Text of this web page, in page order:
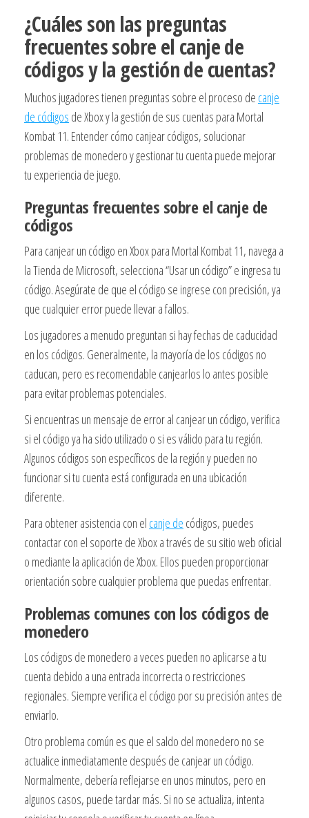
¿Cuáles son las preguntas
frecuentes sobre el canje de
códigos y la gestión de cuentas?
Muchos jugadores tienen preguntas sobre el proceso de canje
de códigos de Xbox y la gestión de sus cuentas para Mortal
Kombat 11. Entender cómo canjear códigos, solucionar
problemas de monedero y gestionar tu cuenta puede mejorar
tu experiencia de juego.
Preguntas frecuentes sobre el canje de
códigos
Para canjear un código en Xbox para Mortal Kombat 11, navega a
la Tienda de Microsoft, selecciona “Usar un código” e ingresa tu
código. Asegúrate de que el código se ingrese con precisión, ya
que cualquier error puede llevar a fallos.
Los jugadores a menudo preguntan si hay fechas de caducidad
en los códigos. Generalmente, la mayoría de los códigos no
caducan, pero es recomendable canjearlos lo antes posible
para evitar problemas potenciales.
Si encuentras un mensaje de error al canjear un código, verifica
si el código ya ha sido utilizado o si es válido para tu región.
Algunos códigos son específicos de la región y pueden no
funcionar si tu cuenta está configurada en una ubicación
diferente.
Para obtener asistencia con el canje de códigos, puedes
contactar con el soporte de Xbox a través de su sitio web oficial
o mediante la aplicación de Xbox. Ellos pueden proporcionar
orientación sobre cualquier problema que puedas enfrentar.
Problemas comunes con los códigos de
monedero
Los códigos de monedero a veces pueden no aplicarse a tu
cuenta debido a una entrada incorrecta o restricciones
regionales. Siempre verifica el código por su precisión antes de
enviarlo.
Otro problema común es que el saldo del monedero no se
actualice inmediatamente después de canjear un código.
Normalmente, debería reflejarse en unos minutos, pero en
algunos casos, puede tardar más. Si no se actualiza, intenta